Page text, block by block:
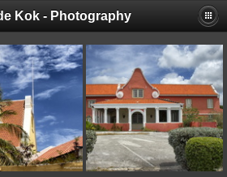
Kok - Photography